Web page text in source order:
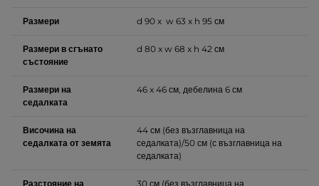
Размери d 90 x w 63 x h 95 см
Размери в сгънато
състояние
d 80 x w 68 x h 42 см
Размери на
седалката
46 x 46 см, дебелина 6 см
Височина на
седалката от земята
44 см (без възглавница на
седалката)/50 см (с възглавница на
седалката)
Разстояние на
30 см (без възглавница на